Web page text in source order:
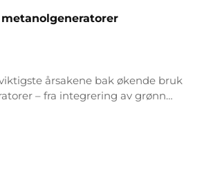
årsakene bak økende bruk
– fra integrering av grønn